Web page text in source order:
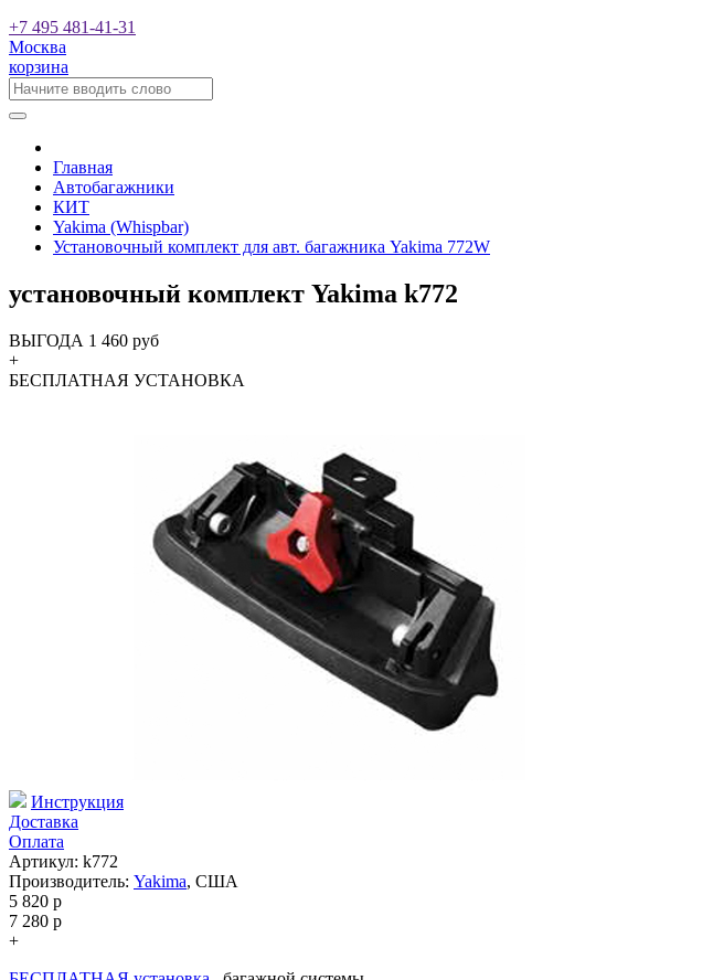
+7 495 481-41-31
Москва
корзина
Главная
Автобагажники
КИТ
Yakima (Whispbar)
Установочный комплект для авт. багажника Yakima 772W
установочный комплект Yakima k772
ВЫГОДА 1 460 руб
+
БЕСПЛАТНАЯ УСТАНОВКА
Инструкция
Доставка
Оплата
Артикул: k772
Производитель: Yakima, США
5 820 p
7 280 p
+